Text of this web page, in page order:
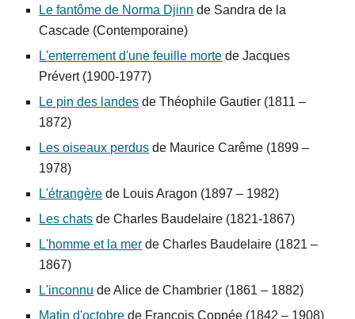
Le fantôme de Norma Djinn de Sandra de la
Cascade (Contemporaine)
L'enterrement d'une feuille morte de Jacques
Prévert (1900-1977)
Le pin des landes de Théophile Gautier (1811 –
1872)
Les oiseaux perdus de Maurice Carême (1899 –
1978)
L'étrangère de Louis Aragon (1897 – 1982)
Les chats de Charles Baudelaire (1821-1867)
L'homme et la mer de Charles Baudelaire (1821 –
1867)
L'inconnu de Alice de Chambrier (1861 – 1882)
Matin d'octobre de François Coppée (1842 – 1908)